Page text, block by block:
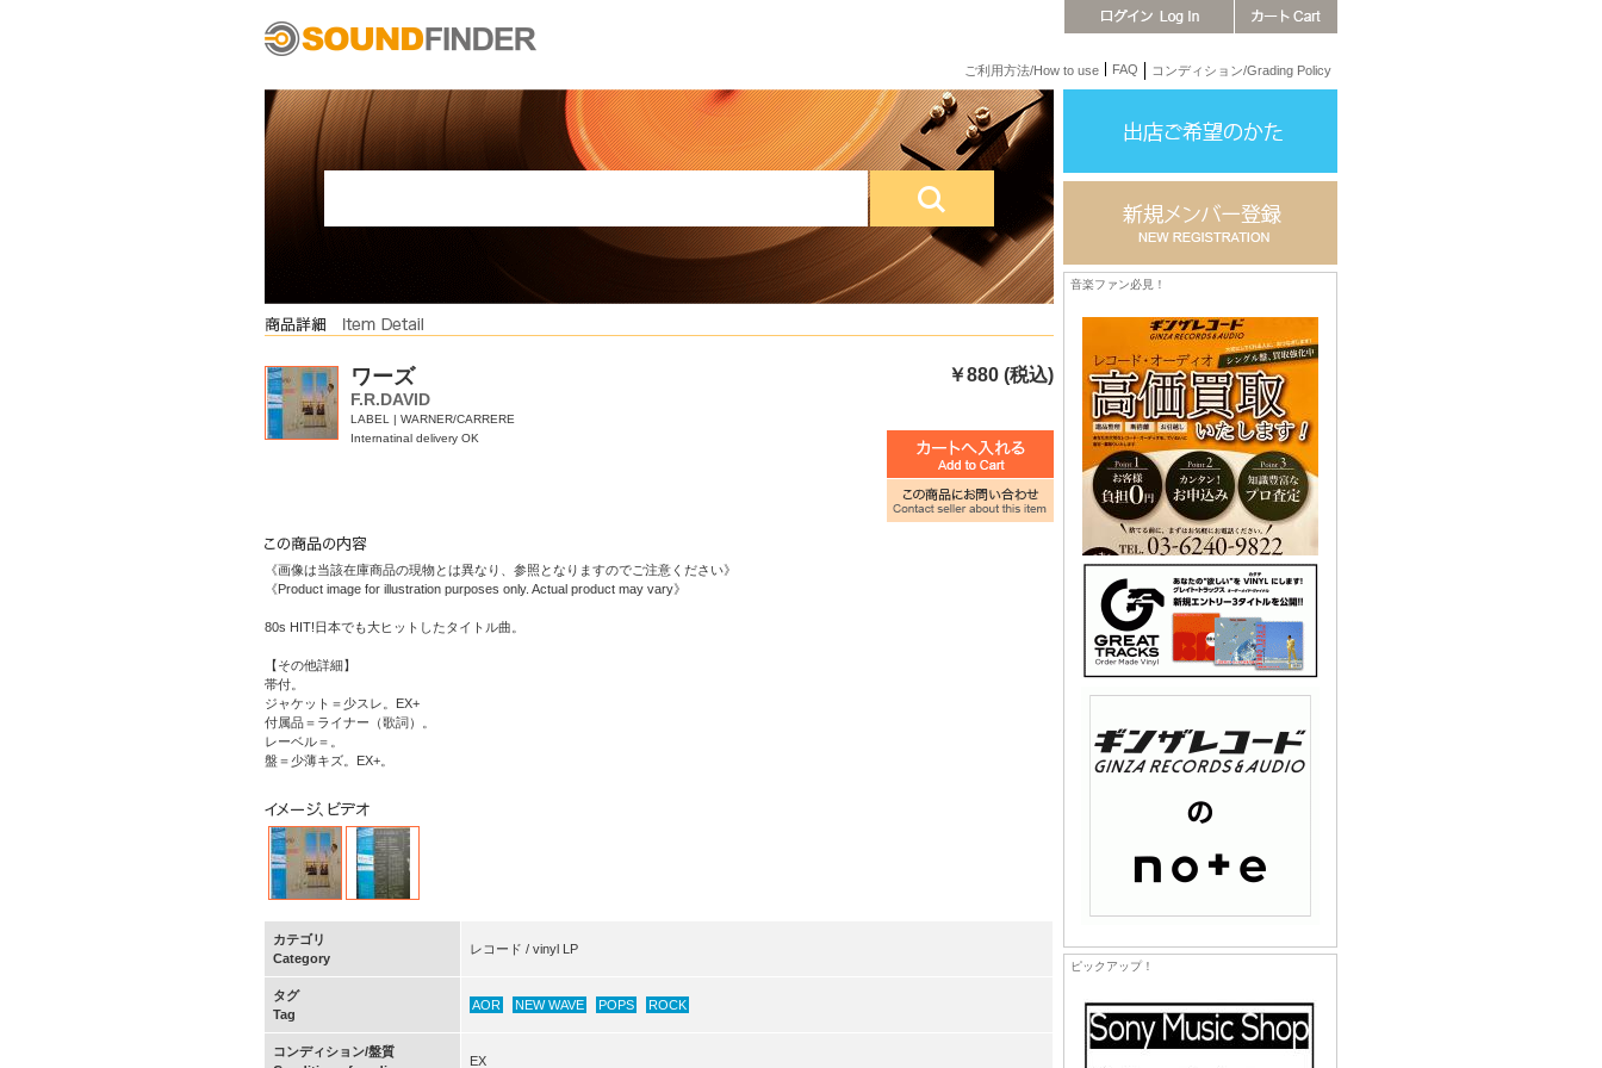
ご利用方法/How to use FAQ コンディション/Grading Policy
ワーズ ￥880 (税込)
F.R.DAVID
LABEL | WARNER/CARRERE
Internatinal delivery OK
《画像は当該在庫商品の現物とは異なり、参照となりますのでご注意ください》
《Product image for illustration purposes only. Actual product may vary》
80s HIT!日本でも大ヒットしたタイトル曲。
【その他詳細】
帯付。
ジャケット＝少スレ。EX+
付属品＝ライナー（歌詞）。
レーベル＝。
盤＝少薄キズ。EX+。
カテゴリ
Category
レコード / vinyl LP
タグ
Tag
AOR NEW WAVE POPS ROCK
コンディション/盤質
EX
音楽ファン必見！
ピックアップ！